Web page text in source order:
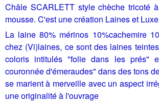
Châle SCARLETT style chèche tricoté
mousse. C'est une création Laines et
La laine 80% mérinos 10%cachemire
chez (Vi)laines, ce sont des laines
coloris intitulés "folie dans les prés"
couronnée d'émeraudes" dans des tons
se marient à merveille avec un aspect
une originalité à l'ouvrage